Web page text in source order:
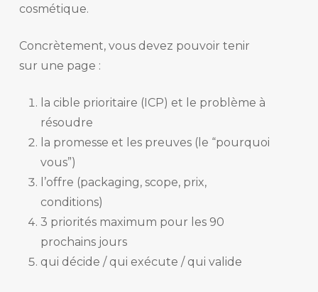
cosmétique.
Concrètement, vous devez pouvoir tenir
sur une page :
la cible prioritaire (ICP) et le problème à
résoudre
la promesse et les preuves (le “pourquoi
vous”)
l’offre (packaging, scope, prix,
conditions)
3 priorités maximum pour les 90
prochains jours
qui décide / qui exécute / qui valide